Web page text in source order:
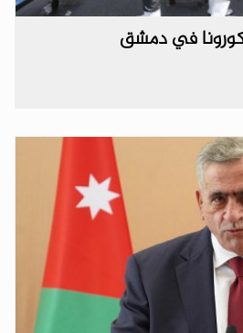
كورونا في دمشق